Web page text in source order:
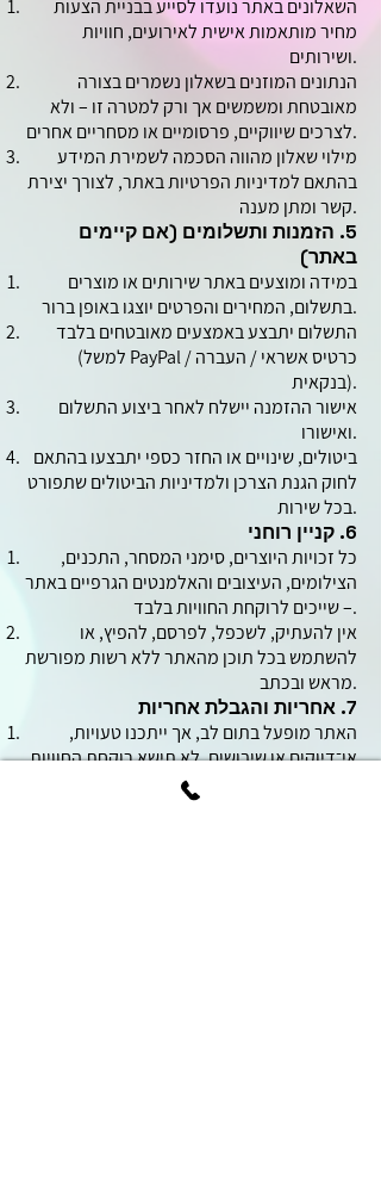
השאלונים באתר נועדו לסייע בבניית הצעות
מחיר מותאמות אישית לאירועים, חוויות
ושירותים.
הנתונים המוזנים בשאלון נשמרים בצורה
מאובטחת ומשמשים אך ורק למטרה זו – ולא
לצרכים שיווקיים, פרסומיים או מסחריים אחרים.
מילוי שאלון מהווה הסכמה לשמירת המידע
בהתאם למדיניות הפרטיות באתר, לצורך יצירת
קשר ומתן מענה.
5. הזמנות ותשלומים (אם קיימים
באתר)
במידה ומוצעים באתר שירותים או מוצרים
בתשלום, המחירים והפרטים יוצגו באופן ברור.
התשלום יתבצע באמצעים מאובטחים בלבד
(למשל PayPal / כרטיס אשראי / העברה
בנקאית).
אישור ההזמנה יישלח לאחר ביצוע התשלום
ואישורו.
ביטולים, שינויים או החזר כספי יתבצעו בהתאם
לחוק הגנת הצרכן ולמדיניות הביטולים שתפורט
בכל שירות.
6. קניין רוחני
כל זכויות היוצרים, סימני המסחר, התכנים,
הצילומים, העיצובים והאלמנטים הגרפיים באתר
– שייכים לרוקחת החוויות בלבד.
אין להעתיק, לשכפל, לפרסם, להפיץ, או
להשתמש בכל תוכן מהאתר ללא רשות מפורשת
מראש ובכתב.
7. אחריות והגבלת אחריות
האתר מופעל בתום לב, אך ייתכנו טעויות,
אי־דיוקים או שיבושים. לא תישא רוקחת החוויות
באחריות לכל נזק, ישיר או עקיף, שייגרם עקב